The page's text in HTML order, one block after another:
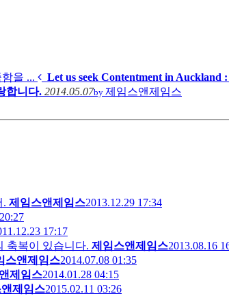
함을 ... Let us seek Contentment in Auckland
합니다. 2014.05.07by 제임스앤제임스
. 제임스앤제임스2013.12.29 17:34
17:17
축복이 있습니다. 제임스앤제임스2013.08.16
스앤제임스2014.07.08 01:35
제임스2014.01.28 04:15
제임스2015.02.11 03:26